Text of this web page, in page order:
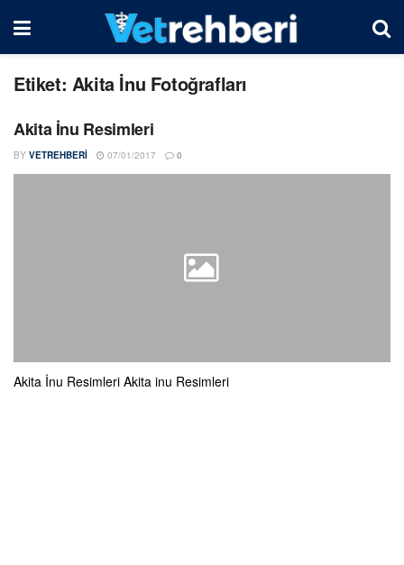
Etiket: Akita İnu Fotoğrafları
Akita İnu Resimleri
BY VETREHBERI 07/01/2017 0
Akita İnu Resimleri Akita inu Resimleri